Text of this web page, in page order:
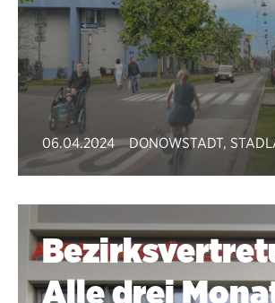
06.04.2024 DONOWSTADT,
Alle drei